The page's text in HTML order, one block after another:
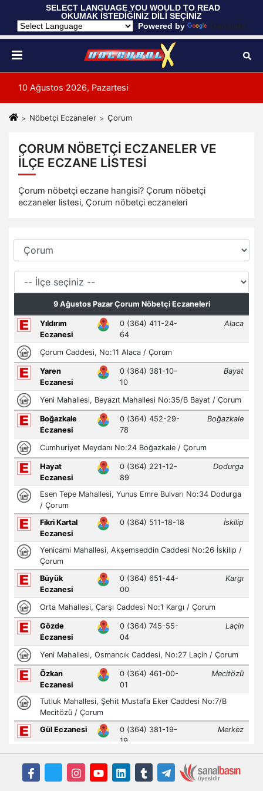
SELECT LANGUAGE YOU WOULD TO READ
OKUMAK İSTEDİĞİNİZ DİLİ SEÇİNİZ
Powered by
Translate
10 Ağustos 2026, Pazartesi
Nöbetçi Eczaneler Çorum
ÇORUM NÖBETÇI ECZANELER VE
İLÇE ECZANE LISTESI
Çorum nöbetçi eczane hangisi? Çorum nöbetçi
eczaneler listesi, Çorum nöbetçi eczaneleri